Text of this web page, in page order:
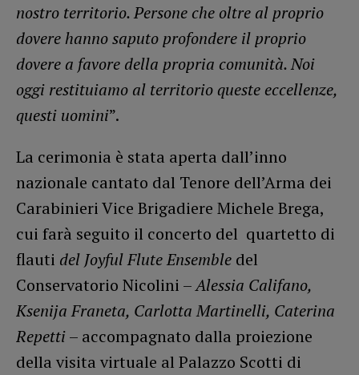
nostro territorio. Persone che oltre al proprio
dovere hanno saputo profondere il proprio
dovere a favore della propria comunità. Noi
oggi restituiamo al territorio queste eccellenze,
questi uomini”.
La cerimonia è stata aperta dall’inno
nazionale cantato dal Tenore dell’Arma dei
Carabinieri Vice Brigadiere Michele Brega,
cui farà seguito il concerto del quartetto di
flauti del Joyful Flute Ensemble del
Conservatorio Nicolini –Alessia Califano,
Ksenija Franeta, Carlotta Martinelli, Caterina
Repetti– accompagnato dalla proiezione
della visita virtuale al Palazzo Scotti di